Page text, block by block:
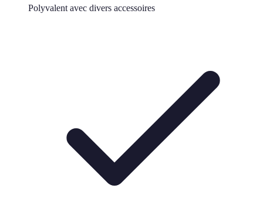
Polyvalent avec divers accessoires